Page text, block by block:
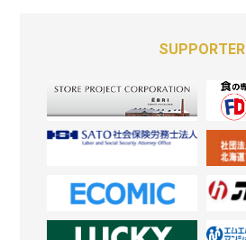
SUPPORTER